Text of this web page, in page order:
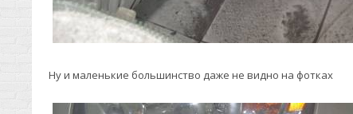
Ну и маленькие большинство даже не видно на фотках